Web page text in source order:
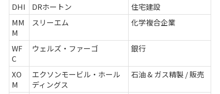
DHI
DRホートン
住宅建設
MM
M
スリーエム 化学複合企業
WF
C
ウェルズ・ファーゴ 銀行
XO
M
エクソンモービル・ホール
ディングス
石油 & ガス精製 / 販売